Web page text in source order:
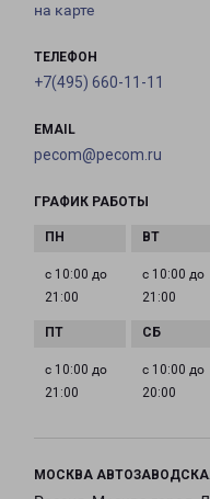
на карте
ТЕЛЕФОН
+7(495) 660-11-11
EMAIL
pecom@pecom.ru
ГРАФИК РАБОТЫ
с 10:00 до
21:00
с 10:00 до
21:00
с 10:00 до
21:00
с 10:00 до
20:00
МОСКВА